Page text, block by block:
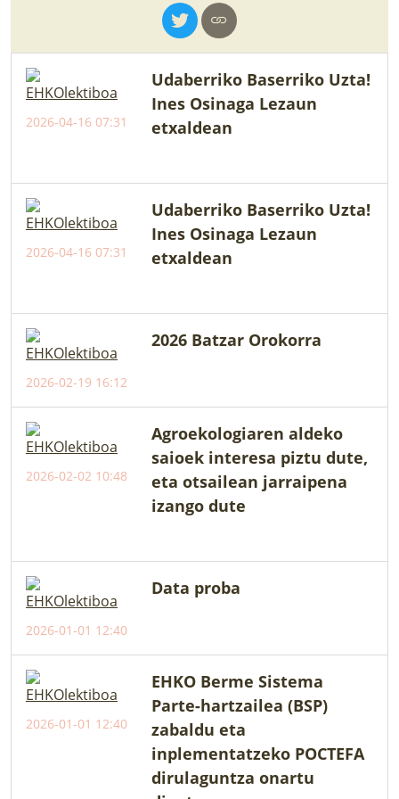
LURRAREN AGENDA
AZOKA
2026-04-16 07:31
Udaberriko Baserriko Uzta!
Ines Osinaga Lezaun
etxaldean
2026-04-16 07:31
Udaberriko Baserriko Uzta!
Ines Osinaga Lezaun
etxaldean
2026-02-19 16:12
2026 Batzar Orokorra
2026-02-02 10:48
Agroekologiaren aldeko
saioek interesa piztu dute,
eta otsailean jarraipena
izango dute
2026-01-01 12:40
Data proba
2026-01-01 12:40
EHKO Berme Sistema
Parte-hartzailea (BSP)
zabaldu eta
inplementatzeko POCTEFA
dirulaguntza onartu